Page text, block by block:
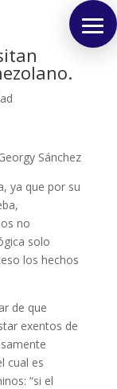
Sánchez
ya que por su
no
solo
los hechos
de que
exentos de
cual es
“si el